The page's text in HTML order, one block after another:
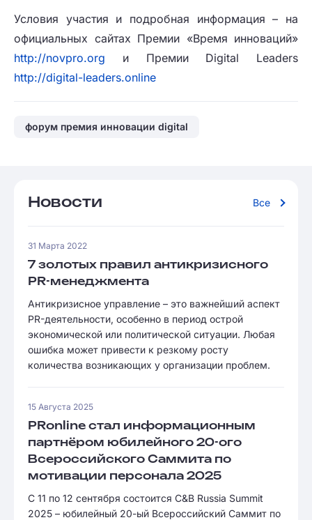
Условия участия и подробная информация – на
официальных сайтах Премии «Время инноваций»
http://novpro.org и Премии Digital Leaders
http://digital-leaders.online
форум премия инновации digital
Новости Все
31 Марта 2022
7 золотых правил антикризисного
PR-менеджмента
Антикризисное управление – это важнейший аспект
PR-деятельности, особенно в период острой
экономической или политической ситуации. Любая
ошибка может привести к резкому росту
количества возникающих у организации проблем.
15 Августа 2025
PRonline стал информационным
партнёром юбилейного 20-ого
Всероссийского Саммита по
мотивации персонала 2025
С 11 по 12 сентября состоится C&B Russia Summit
2025 – юбилейный 20-ый Всероссийский Саммит по